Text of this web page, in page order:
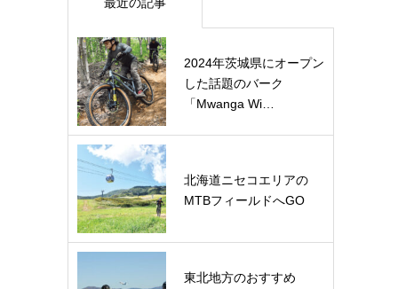
2024年茨城県にオープン
した話題のバーク
「Mwanga Wi…
北海道ニセコエリアの
MTBフィールドへGO
東北地方のおすすめ